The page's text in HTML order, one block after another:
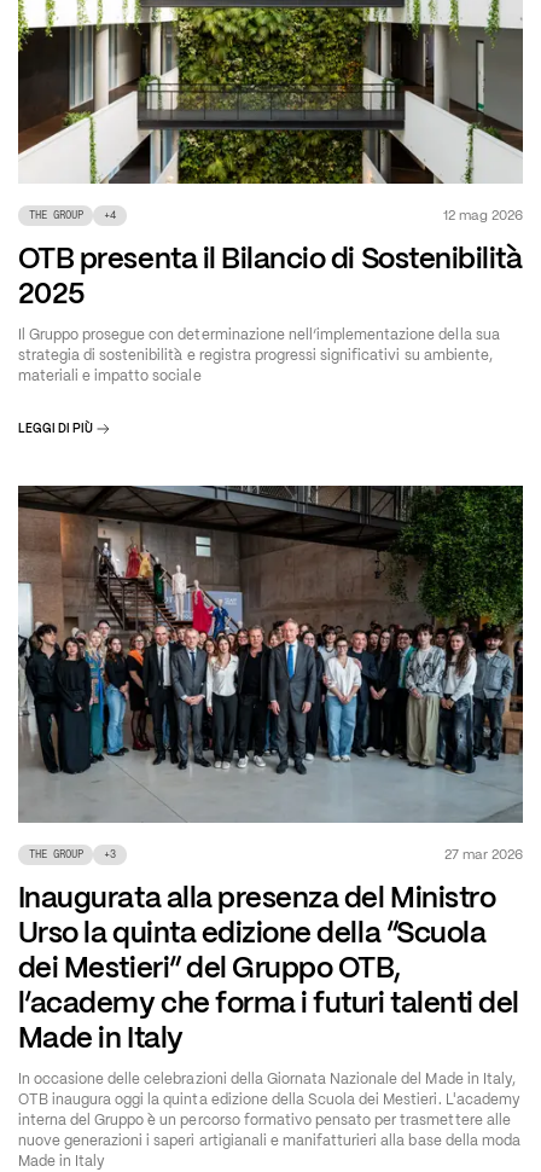
THE GROUP +4 12 mag 2026
OTB presenta il Bilancio di Sostenibilità
2025
Il Gruppo prosegue con determinazione nell’implementazione della sua
strategia di sostenibilità e registra progressi significativi su ambiente,
materiali e impatto sociale
LEGGI DI PIÙ
THE GROUP +3 27 mar 2026
Inaugurata alla presenza del Ministro
Urso la quinta edizione della “Scuola
dei Mestieri” del Gruppo OTB,
l’academy che forma i futuri talenti del
Made in Italy
In occasione delle celebrazioni della Giornata Nazionale del Made in Italy,
OTB inaugura oggi la quinta edizione della Scuola dei Mestieri. L'academy
interna del Gruppo è un percorso formativo pensato per trasmettere alle
nuove generazioni i saperi artigianali e manifatturieri alla base della moda
Made in Italy